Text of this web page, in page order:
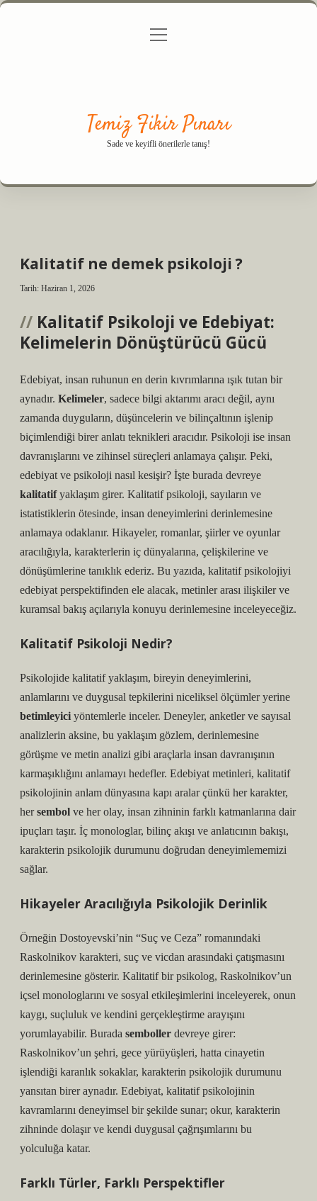
Gizlilik Politikası
menüyü
Temiz Fikir Pınarı
Sade ve keyifli önerilerle tanış!
Kalitatif ne demek psikoloji ?
Tarih: Haziran 1, 2026
Kalitatif Psikoloji ve Edebiyat:
Kelimelerin Dönüştürücü Gücü
Edebiyat, insan ruhunun en derin kıvrımlarına ışık tutan bir
aynadır. Kelimeler, sadece bilgi aktarımı aracı değil, aynı
zamanda duyguların, düşüncelerin ve bilinçaltının işlenip
biçimlendiği bireranlatı teknikleri aracıdır. Psikoloji ise insan
davranışlarını ve zihinsel süreçleri anlamaya çalışır. Peki,
edebiyat ve psikoloji nasıl kesişir? İşte burada devreye
kalitatifyaklaşım girer. Kalitatif psikoloji, sayıların ve
istatistiklerin ötesinde, insan deneyimlerini derinlemesine
anlamaya odaklanır. Hikayeler, romanlar, şiirler ve oyunlar
aracılığıyla, karakterlerin iç dünyalarına, çelişkilerine ve
dönüşümlerine tanıklık ederiz. Bu yazıda, kalitatif psikolojiyi
edebiyat perspektifinden ele alacak, metinler arası ilişkiler ve
kuramsal bakış açılarıyla konuyu derinlemesine inceleyeceğiz.
Kalitatif Psikoloji Nedir?
Psikolojide kalitatif yaklaşım, bireyin deneyimlerini,
anlamlarını ve duygusal tepkilerini niceliksel ölçümler yerine
betimleyici yöntemlerle inceler. Deneyler, anketler ve sayısal
analizlerin aksine, bu yaklaşım gözlem, derinlemesine
görüşme ve metin analizi gibi araçlarla insan davranışının
karmaşıklığını anlamayı hedefler. Edebiyat metinleri, kalitatif
psikolojinin anlam dünyasına kapı aralar çünkü her karakter,
hersembol ve her olay, insan zihninin farklı katmanlarına dair
ipuçları taşır. İç monologlar, bilinç akışı ve anlatıcının bakışı,
karakterin psikolojik durumunu doğrudan deneyimlememizi
sağlar.
Hikayeler Aracılığıyla Psikolojik Derinlik
Örneğin Dostoyevski’nin “Suç ve Ceza” romanındaki
Raskolnikov karakteri, suç ve vicdan arasındaki çatışmasını
derinlemesine gösterir. Kalitatif bir psikolog, Raskolnikov’un
içsel monologlarını ve sosyal etkileşimlerini inceleyerek, onun
kaygı, suçluluk ve kendini gerçekleştirme arayışını
yorumlayabilir. Burada semboller devreye girer:
Raskolnikov’un şehri, gece yürüyüşleri, hatta cinayetin
işlendiği karanlık sokaklar, karakterin psikolojik durumunu
yansıtan birer aynadır. Edebiyat, kalitatif psikolojinin
kavramlarını deneyimsel bir şekilde sunar; okur, karakterin
zihninde dolaşır ve kendi duygusal çağrışımlarını bu
yolculuğa katar.
Farklı Türler, Farklı Perspektifler